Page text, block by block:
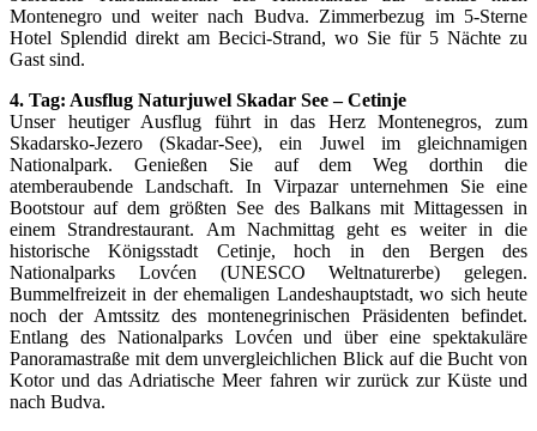
Montenegro und weiter nach Budva. Zimmerbezug im 5-Sterne
Hotel Splendid direkt am Becici-Strand, wo Sie für 5 Nächte zu
Gast sind.
4. Tag: Ausflug Naturjuwel Skadar See – Cetinje
Unser heutiger Ausflug führt in das Herz Montenegros, zum
Skadarsko-Jezero (Skadar-See), ein Juwel im gleichnamigen
Nationalpark. Genießen Sie auf dem Weg dorthin die
atemberaubende Landschaft. In Virpazar unternehmen Sie eine
Bootstour auf dem größten See des Balkans mit Mittagessen in
einem Strandrestaurant. Am Nachmittag geht es weiter in die
historische Königsstadt Cetinje, hoch in den Bergen des
Nationalparks Lovćen (UNESCO Weltnaturerbe) gelegen.
Bummelfreizeit in der ehemaligen Landeshauptstadt, wo sich heute
noch der Amtssitz des montenegrinischen Präsidenten befindet.
Entlang des Nationalparks Lovćen und über eine spektakuläre
Panoramastraße mit dem unvergleichlichen Blick auf die Bucht von
Kotor und das Adriatische Meer fahren wir zurück zur Küste und
nach Budva.